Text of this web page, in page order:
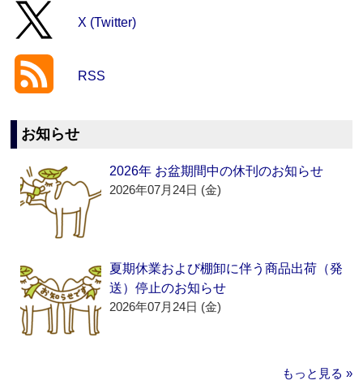
X (Twitter)
RSS
お知らせ
2026年 お盆期間中の休刊のお知らせ
2026年07月24日 (金)
夏期休業および棚卸に伴う商品出荷（発
送）停止のお知らせ
2026年07月24日 (金)
もっと見る »